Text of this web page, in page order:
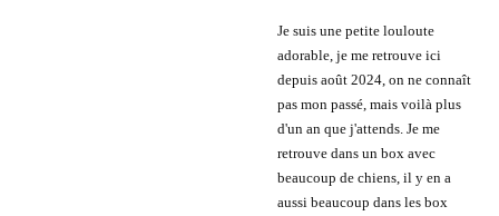
Je suis une petite louloute
adorable, je me retrouve ici
depuis août 2024, on ne connaît
pas mon passé, mais voilà plus
d'un an que j'attends. Je me
retrouve dans un box avec
beaucoup de chiens, il y en a
aussi beaucoup dans les box